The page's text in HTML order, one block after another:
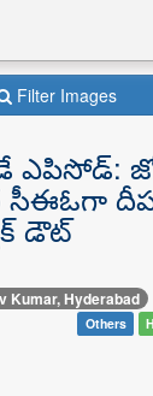
Filter Images
ఎపిసోడ్:
సీఈఓగా దీప
డౌట్
Kumar, Hyderabad
Others